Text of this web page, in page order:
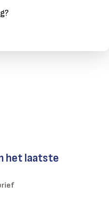
het laatste